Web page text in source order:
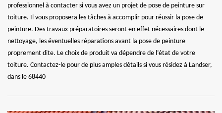
professionnel à contacter si vous avez un projet de pose de peinture sur
toiture. Il vous proposera les tâches à accomplir pour réussir la pose de
peinture. Des travaux préparatoires seront en effet nécessaires dont le
nettoyage, les éventuelles réparations avant la pose de peinture
proprement dite. Le choix de produit va dépendre de l’état de votre
toiture. Contactez-le pour de plus amples détails si vous résidez à Landser,
dans le 68440